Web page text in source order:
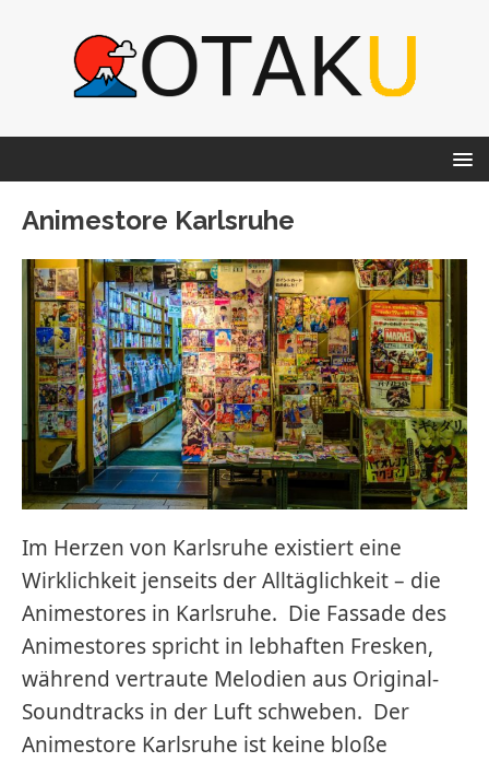
Animestore Karlsruhe
Im Herzen von Karlsruhe existiert eine
Wirklichkeit jenseits der Alltäglichkeit – die
Animestores in Karlsruhe. Die Fassade des
Animestores spricht in lebhaften Fresken,
während vertraute Melodien aus Original-
Soundtracks in der Luft schweben. Der
Animestore Karlsruhe ist keine bloße